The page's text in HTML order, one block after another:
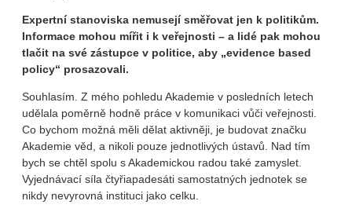
Expertní stanoviska nemusejí směřovat jen k politikům.
Informace mohou mířit i k veřejnosti – a lidé pak mohou
tlačit na své zástupce v politice, aby „evidence based
policy“ prosazovali.
Souhlasím. Z mého pohledu Akademie v posledních letech
udělala poměrně hodně práce v komunikaci vůči veřejnosti.
Co bychom možná měli dělat aktivněji, je budovat značku
Akademie věd, a nikoli pouze jednotlivých ústavů. Nad tím
bych se chtěl spolu s Akademickou radou také zamyslet.
Vyjednávací síla čtyřiapadesáti samostatných jednotek se
nikdy nevyrovná instituci jako celku.